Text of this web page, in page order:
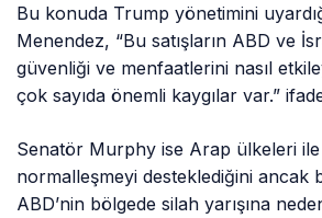
Bu konuda Trump yönetimini
Menendez, “Bu satışların ABD ve
güvenliği ve menfaatlerini nasıl
çok sayıda önemli kaygılar var.”
Senatör Murphy ise Arap ülkeleri ile
normalleşmeyi desteklediğini ancak
ABD’nin bölgede silah yarışına